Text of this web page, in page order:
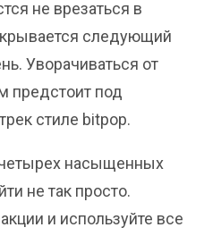
не врезаться в
следующий
Уворачиваться от
предстоит под
стиле bitpop.
насыщенных
не так просто.
и используйте все